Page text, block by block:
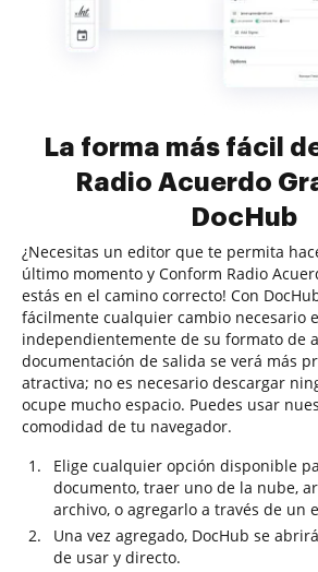
La forma más fácil
Radio Acuerdo
DocHub
¿Necesitas un editor que te permita
último momento y Conform Radio
estás en el camino correcto! Con
fácilmente cualquier cambio necesario
independientemente de su formato de
documentación de salida se verá más
atractiva; no es necesario descargar
ocupe mucho espacio. Puedes usar
comodidad de tu navegador.
Elige cualquier opción disponible
documento, traer uno de la nube,
archivo, o agregarlo a través de un
Una vez agregado, DocHub se
de usar y directo.